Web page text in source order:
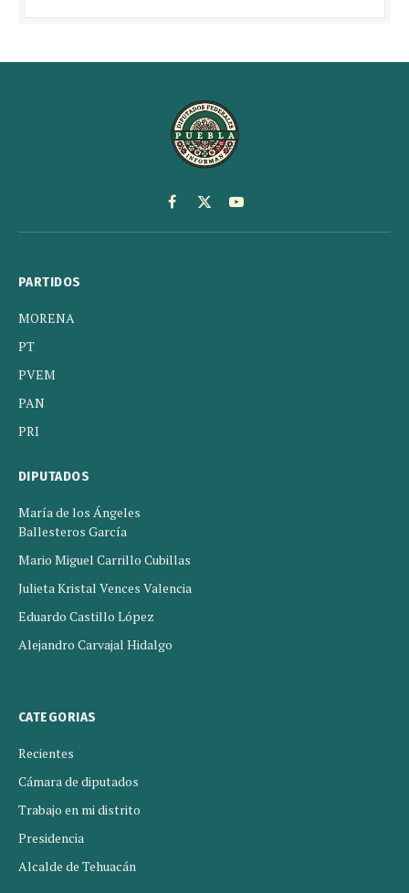
Facebook
X
(Twitter)
YouTube
PARTIDOS
MORENA
PT
PVEM
PAN
PRI
DIPUTADOS
María de los Ángeles
Ballesteros García
Mario Miguel Carrillo Cubillas
Julieta Kristal Vences Valencia
Eduardo Castillo López
Alejandro Carvajal Hidalgo
CATEGORIAS
Recientes
Cámara de diputados
Trabajo en mi distrito
Presidencia
Alcalde de Tehuacán